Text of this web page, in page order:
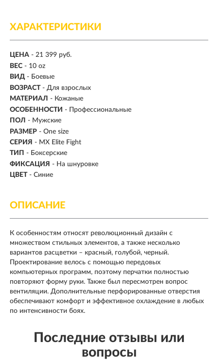
ХАРАКТЕРИСТИКИ
ЦЕНА - 21 399 руб.
ВЕС - 10 oz
ВИД - Боевые
ВОЗРАСТ - Для взрослых
МАТЕРИАЛ - Кожаные
ОСОБЕННОСТИ - Профессиональные
ПОЛ - Мужские
РАЗМЕР - One size
СЕРИЯ - MX Elite Fight
ТИП - Боксерские
ФИКСАЦИЯ - На шнуровке
ЦВЕТ - Синие
ОПИСАНИЕ
К особенностям относят революционный дизайн с
множеством стильных элементов, а также несколько
вариантов расцветки – красный, голубой, черный.
Проектирование велось с помощью передовых
компьютерных программ, поэтому перчатки полностью
повторяют форму руки. Также был пересмотрен вопрос
вентиляции. Дополнительные перфорированные отверстия
обеспечивают комфорт и эффективное охлаждение в любых
по интенсивности боях.
Последние отзывы или
вопросы